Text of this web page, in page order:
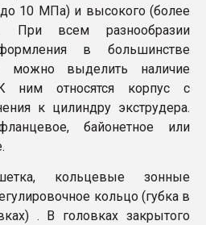
10 МПа) и высокого (более
При всем разнообразии
в большинстве
можно выделить наличие
ним относятся корпус с
к цилиндру экструдера.
байонетное или
кольцевые зонные
кольцо (губка в
. В головках закрытого